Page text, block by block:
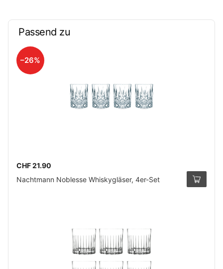
Passend zu
–26%
CHF 21.90
Nachtmann Noblesse Whiskygläser, 4er-Set